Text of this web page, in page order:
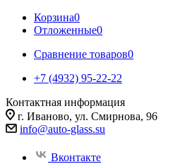
Корзина0
Отложенные0
Сравнение товаров0
+7 (4932) 95-22-22
Контактная информация
г. Иваново, ул. Смирнова, 96
info@auto-glass.su
Вконтакте